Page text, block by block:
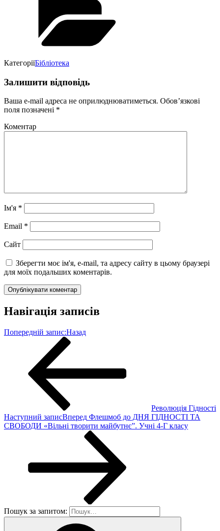
КатегоріїБібліотека
Залишити відповідь
Ваша e-mail адреса не оприлюднюватиметься. Обов’язкові
поля позначені *
Коментар
Ім'я *
Email *
Сайт
Зберегти моє ім'я, e-mail, та адресу сайту в цьому браузері
для моїх подальших коментарів.
Навігація записів
Попередній запис:Назад
Революція Гідності
Наступний записВперед Флешмоб до ДНЯ ГІДНОСТІ ТА
СВОБОДИ «Вільні творити майбутнє”. Учні 4-Г класу
Пошук за запитом: